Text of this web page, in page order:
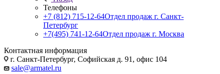
Телефоны
+7 (812) 715-12-64Отдел продаж г. Санкт-
Петербург
+7(495) 741-12-64Отдел продаж г. Москва
Контактная информация
г. Санкт-Петербург, Софийская д. 91, офис 104
sale@armatel.ru